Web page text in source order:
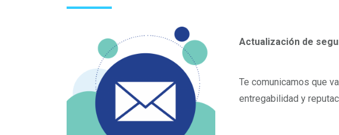
Actualización de
Te comunicamos que
entregabilidad y